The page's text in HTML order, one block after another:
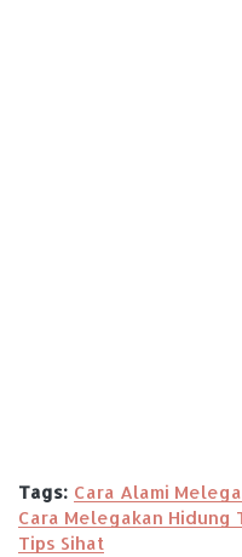
Tags: Cara Alami
Cara Melegakan Hidung
Tips Sihat